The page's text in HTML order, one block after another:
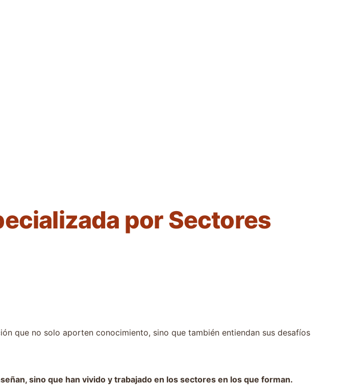
por Sectores
que no solo aporten conocimiento, sino que también entiendan sus desafíos
sino que han vivido y trabajado en los sectores en los que forman.